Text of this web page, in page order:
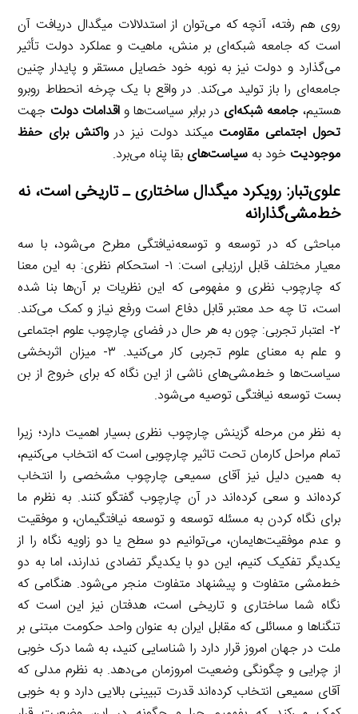
روی هم رفته، آنچه که می‌توان از استدلالات میگدال دریافت آن
است که جامعه شبکه‌ای بر منش، ماهیت و عملکرد دولت تأثیر
می‌گذارد و دولت نیز به نوبه خود خصایل مستقر و پایدار چنین
جامعه‌ای را باز تولید می‌کند. در واقع با یک چرخه انحطاط روبرو
هستیم، جامعه شبکه‌ای در برابر سیاست‌ها واقدامات دولت جهت
تحول اجتماعی مقاومت میکند دولت نیز درواکنش برای حفظ
موجودیت خود به سیاست‌هایبقا پناه می‌برد.
علوی‌تبار: رویکرد میگدال ساختاری ـ تاریخی است، نه
خط‌مشی‌گذارانه
مباحثی که در توسعه و توسعه‌نیافتگی مطرح می‌شود، با سه
معیار مختلف قابل ارزیابی است: ۱- استحکام نظری: به این معنا
که چارچوب نظری و مفهومی که این نظریات بر آن‌ها بنا شده
است، تا چه حد معتبر قابل دفاع است ورفع نیاز و کمک می‌کند.
۲- اعتبار تجربی: چون به هر حال در فضای چارچوب علوم اجتماعی
و علم به معنای علوم تجربی کار می‌کنید. ۳- میزان اثربخشی
سیاست‌ها و خط‌مشی‌های ناشی از این نگاه که برای خروج از بن
بست توسعه نیافتگی توصیه می‌شود.
به نظر من مرحله گزینش چارچوب نظری بسیار اهمیت دارد؛ زیرا
تمام مراحل کارمان تحت تاثیر چارچوبی است که انتخاب می‌کنیم،
به همین دلیل نیز آقای سمیعی چارچوب مشخصی را انتخاب
کرده‌اند و سعی کرده‌اند در آن چارچوب گفتگو کنند. به نظرم ما
برای نگاه کردن به مسئله توسعه و توسعه نیافتگیمان، و موفقیت
و عدم موفقیت‌هایمان، می‌توانیم دو سطح یا دو زاویه نگاه را از
یکدیگر تفکیک کنیم، این دو با یکدیگر تضادی ندارند، اما به دو
خط‌مشی متفاوت و پیشنهاد متفاوت منجر می‌شود. هنگامی که
نگاه شما ساختاری و تاریخی است، هدفتان نیز این است که
تنگناها و مسائلی که مقابل ایران به عنوان واحد حکومت مبتنی بر
ملت در جهان امروز قرار دارد را شناسایی کنید، به شما درک خوبی
از چرایی و چگونگی وضعیت امروزمان می‌دهد. به نظرم مدلی که
آقای سمیعی انتخاب کرده‌اند قدرت تبیینی بالایی دارد و به خوبی